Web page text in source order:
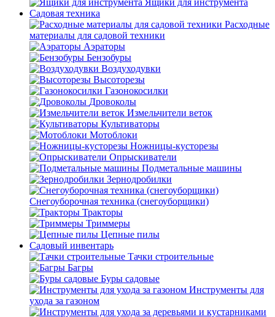
Ящики для инструмента
Садовая техника
Расходные
материалы для садовой техники
Аэраторы
Бензобуры
Воздуходувки
Высоторезы
Газонокосилки
Дровоколы
Измельчители веток
Культиваторы
Мотоблоки
Ножницы-кусторезы
Опрыскиватели
Подметальные машины
Зернодробилки
Снегоуборочная техника (снегоуборщики)
Тракторы
Триммеры
Цепные пилы
Садовый инвентарь
Тачки строительные
Багры
Буры садовые
Инструменты для
ухода за газоном